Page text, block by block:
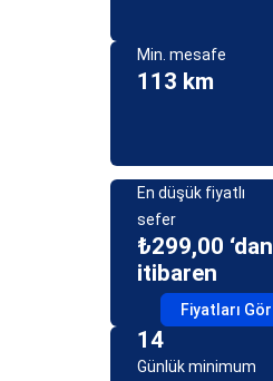
Min. mesafe
113 km
En düşük fiyatlı
sefer
₺299,00 ‘dan
itibaren
Fiyatları Gör
14
Günlük minimum